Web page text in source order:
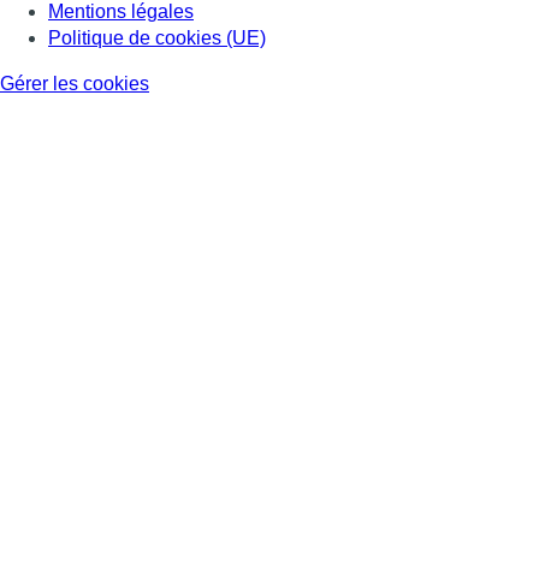
Mentions légales
Politique de cookies (UE)
Gérer les cookies